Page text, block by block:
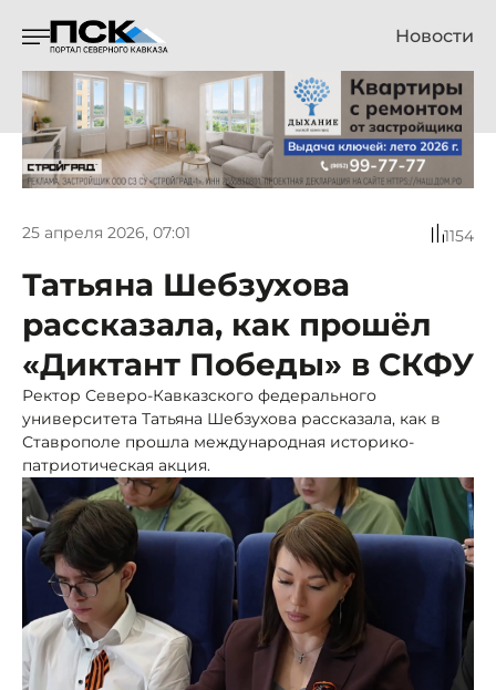
Новости
25 апреля 2026, 07:01 1154
Татьяна Шебзухова
рассказала, как прошёл
«Диктант Победы» в СКФУ
Ректор Северо-Кавказского федерального
университета Татьяна Шебзухова рассказала, как в
Ставрополе прошла международная историко‐
патриотическая акция.